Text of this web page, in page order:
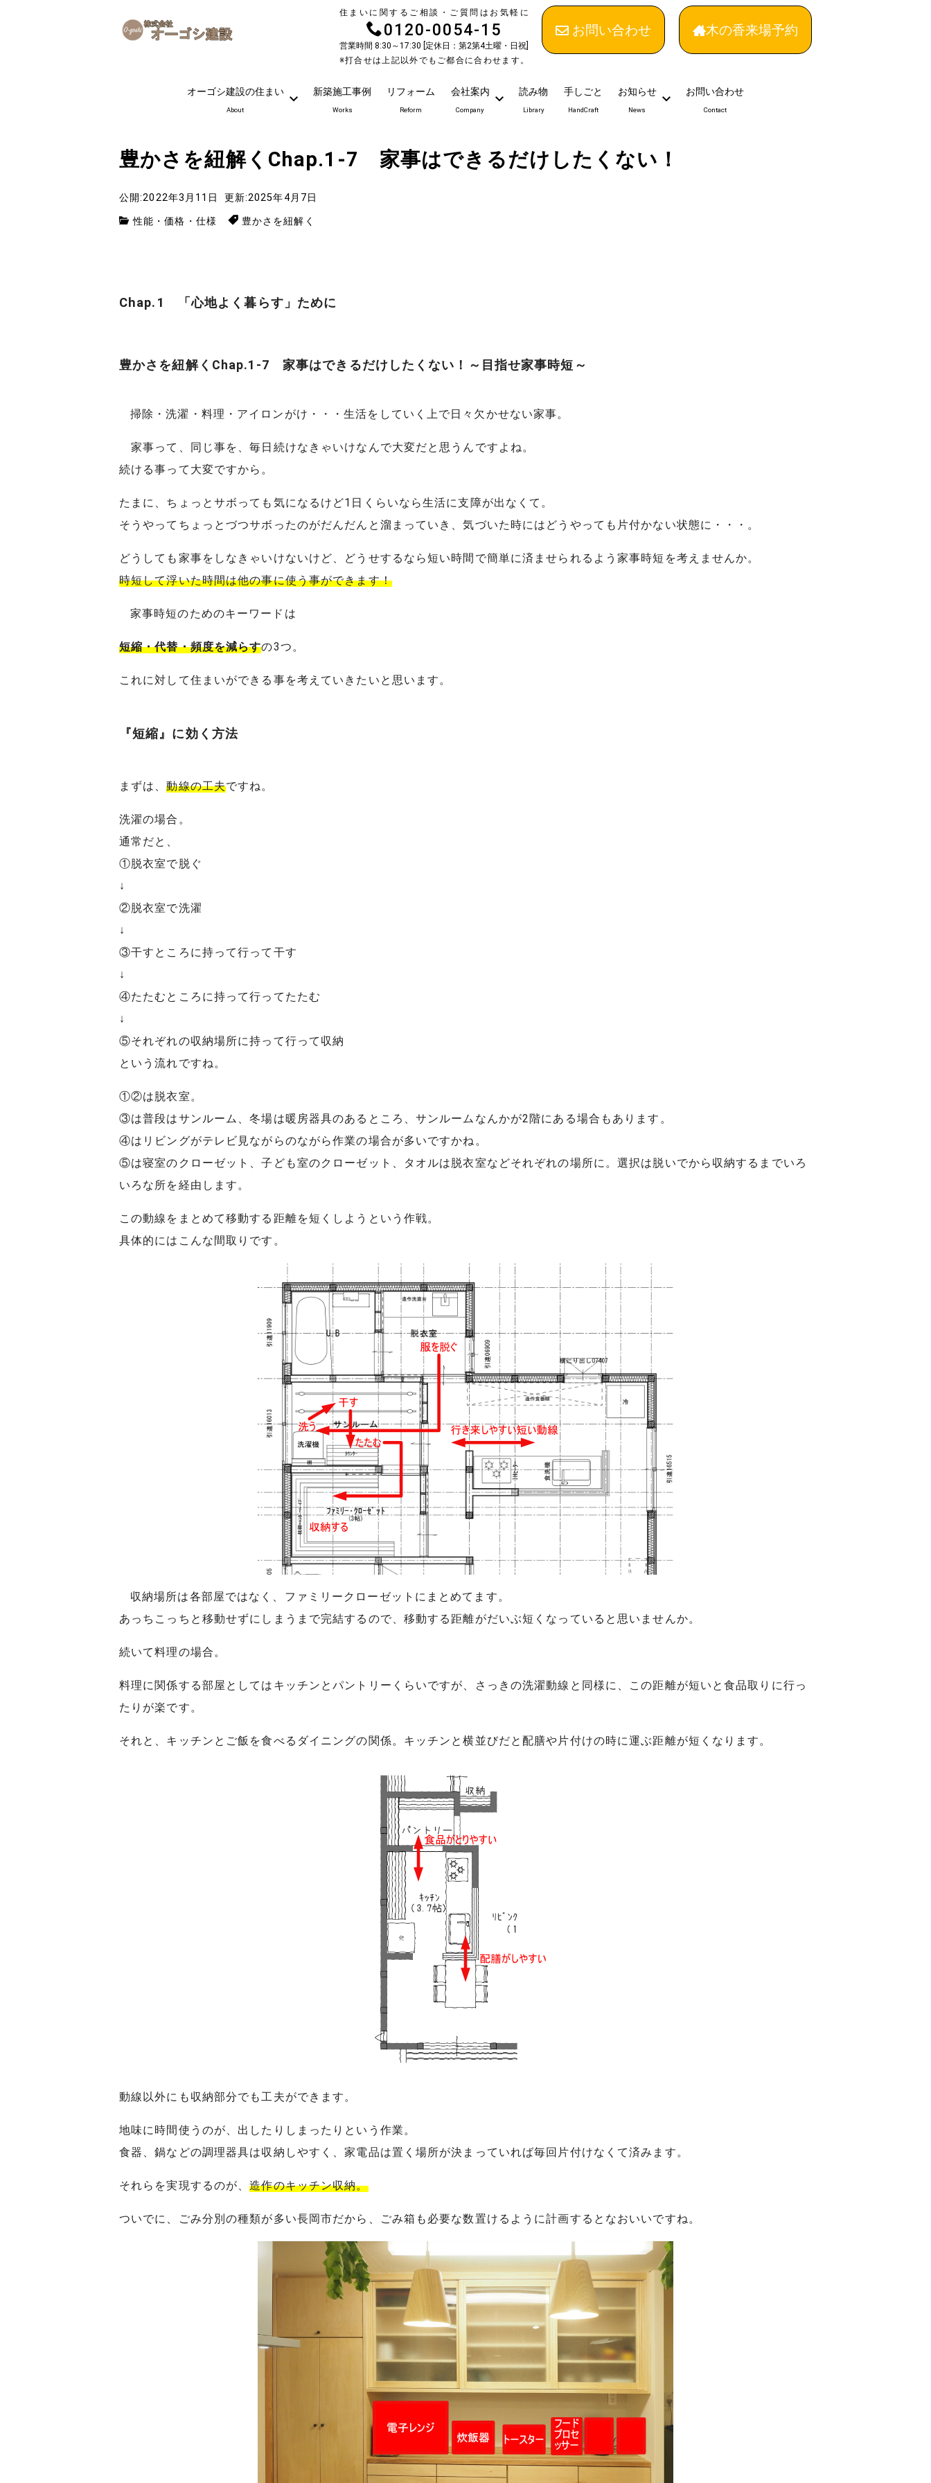
住まいに関するご相談・ご質問はお気軽に
0120-0054-15
営業時間 8:30～17:30 [定休日：第2第4土曜・日祝]
※打合せは上記以外でもご都合に合わせます。
お問い合わせ 木の香来場予約
オーゴシ建設の住まい
About
新築施工事例
Works
リフォーム
Reform
会社案内
Company
読み物
Library
手しごと
HandCraft
お知らせ
News
お問い合わせ
Contact
豊かさを紐解くChap.1-7 家事はできるだけしたくない！
公開:2022年3月11日
更新:2025年4月7日
性能・価格・仕様
豊かさを紐解く
Chap.1 「心地よく暮らす」ために
豊かさを紐解くChap.1-7 家事はできるだけしたくない！～目指せ家事時短～
掃除・洗濯・料理・アイロンがけ・・・生活をしていく上で日々欠かせない家事。
家事って、同じ事を、毎日続けなきゃいけなんで大変だと思うんですよね。
続ける事って大変ですから。
たまに、ちょっとサボっても気になるけど1日くらいなら生活に支障が出なくて。
そうやってちょっとづつサボったのがだんだんと溜まっていき、気づいた時にはどうやっても片付かない状態に・・・。
どうしても家事をしなきゃいけないけど、どうせするなら短い時間で簡単に済ませられるよう家事時短を考えませんか。
時短して浮いた時間は他の事に使う事ができます！
家事時短のためのキーワードは
短縮・代替・頻度を減らすの3つ。
これに対して住まいができる事を考えていきたいと思います。
『短縮』に効く方法
まずは、動線の工夫ですね。
洗濯の場合。
通常だと、
①脱衣室で脱ぐ
↓
②脱衣室で洗濯
↓
③干すところに持って行って干す
↓
④たたむところに持って行ってたたむ
↓
⑤それぞれの収納場所に持って行って収納
という流れですね。
①②は脱衣室。
③は普段はサンルーム、冬場は暖房器具のあるところ、サンルームなんかが2階にある場合もあります。
④はリビングがテレビ見ながらのながら作業の場合が多いですかね。
⑤は寝室のクローゼット、子ども室のクローゼット、タオルは脱衣室などそれぞれの場所に。選択は脱いでから収納するまでいろ
いろな所を経由します。
この動線をまとめて移動する距離を短くしようという作戦。
具体的にはこんな間取りです。
収納場所は各部屋ではなく、ファミリークローゼットにまとめてます。
あっちこっちと移動せずにしまうまで完結するので、移動する距離がだいぶ短くなっていると思いませんか。
続いて料理の場合。
料理に関係する部屋としてはキッチンとパントリーくらいですが、さっきの洗濯動線と同様に、この距離が短いと食品取りに行っ
たりが楽です。
それと、キッチンとご飯を食べるダイニングの関係。キッチンと横並びだと配膳や片付けの時に運ぶ距離が短くなります。
動線以外にも収納部分でも工夫ができます。
地味に時間使うのが、出したりしまったりという作業。
食器、鍋などの調理器具は収納しやすく、家電品は置く場所が決まっていれば毎回片付けなくて済みます。
それらを実現するのが、造作のキッチン収納。
ついでに、ごみ分別の種類が多い長岡市だから、ごみ箱も必要な数置けるように計画するとなおいいですね。